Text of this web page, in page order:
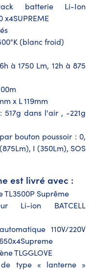
batterie Li-Ion
x4SUPREME
(blanc froid)
à 1750 Lm, 12h à 875
x L 119mm
dans l'air , -221g
bouton poussoir : 0,
I (350Lm), SOS
est livré avec :
Suprême
Li-ion BATCELL
110V/220V
TLGGLOVE
de type « lanterne »